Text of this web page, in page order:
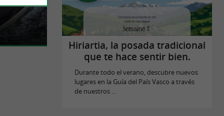
fragata que
a finales
Hiriartia, la posada tradicional
que te hace sentir bien.
Durante todo el verano, descubre nuevos
lugares en la Guía del País Vasco a través
de nuestros ...